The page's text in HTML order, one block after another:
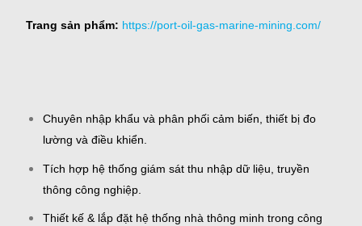
Trang sản phẩm: https://port-oil-gas-marine-mining.com/
Chuyên nhập khẩu và phân phối cảm biến, thiết bị đo
lường và điều khiển.
Tích hợp hệ thống giám sát thu nhập dữ liệu, truyền
thông công nghiệp.
Thiết kế & lắp đặt hệ thống nhà thông minh trong công